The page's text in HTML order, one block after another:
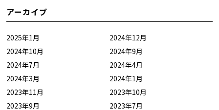
アーカイブ
2025年1月
2024年12月
2024年10月
2024年9月
2024年7月
2024年4月
2024年3月
2024年1月
2023年11月
2023年10月
2023年9月
2023年7月